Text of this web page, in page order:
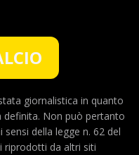
giornalistica in quanto
Non può pertanto
della legge n. 62 del
riprodotti da altri siti